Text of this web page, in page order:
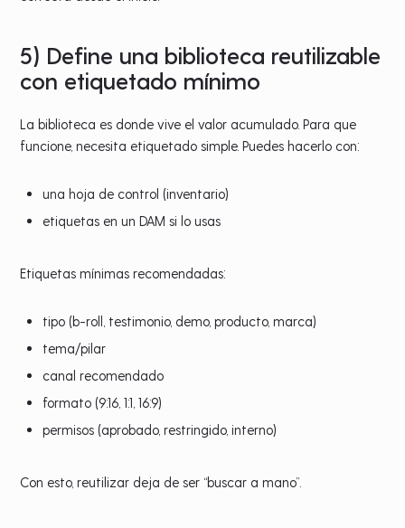
5) Define una biblioteca reutilizable
con etiquetado mínimo
La biblioteca es donde vive el valor acumulado. Para que
funcione, necesita etiquetado simple. Puedes hacerlo con:
una hoja de control (inventario)
etiquetas en un DAM si lo usas
Etiquetas mínimas recomendadas:
tipo (b-roll, testimonio, demo, producto, marca)
tema/pilar
canal recomendado
formato (9:16, 1:1, 16:9)
permisos (aprobado, restringido, interno)
Con esto, reutilizar deja de ser “buscar a mano”.